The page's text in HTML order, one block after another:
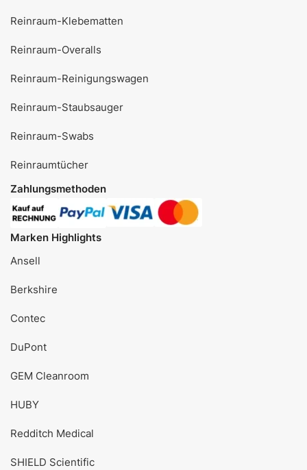
Reinraum-Klebematten
Reinraum-Overalls
Reinraum-Reinigungswagen
Reinraum-Staubsauger
Reinraum-Swabs
Reinraumtücher
Zahlungsmethoden
Marken Highlights
Ansell
Berkshire
Contec
DuPont
GEM Cleanroom
HUBY
Redditch Medical
SHIELD Scientific